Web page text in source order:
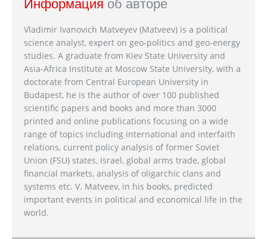
Информация об авторе
Vladimir Ivanovich Matveyev (Matveev) is a political
science analyst, expert on geo-politics and geo-energy
studies. A graduate from Kiev State University and
Asia-Africa Institute at Moscow State University, with a
doctorate from Central European University in
Budapest, he is the author of over 100 published
scientific papers and books and more than 3000
printed and online publications focusing on a wide
range of topics including international and interfaith
relations, current policy analysis of former Soviet
Union (FSU) states, Israel, global arms trade, global
financial markets, analysis of oligarchic clans and
systems etc. V. Matveev, in his books, predicted
important events in political and economical life in the
world.